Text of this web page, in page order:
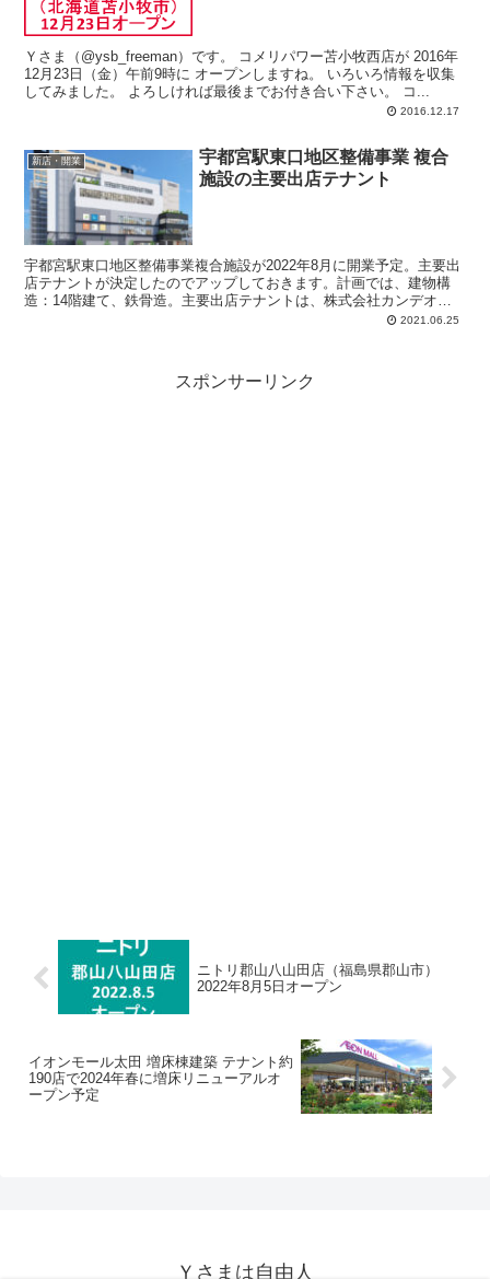
Ｙさま（@ysb_freeman）です。 コメリパワー苫小牧西店が 2016年
12月23日（金）午前9時に オープンしますね。 いろいろ情報を収集
してみました。 よろしければ最後までお付き合い下さい。 コ...
2016.12.17
新店・開業
宇都宮駅東口地区整備事業 複合
施設の主要出店テナント
宇都宮駅東口地区整備事業複合施設が2022年8月に開業予定。主要出
店テナントが決定したのでアップしておきます。計画では、建物構
造：14階建て、鉄骨造。主要出店テナントは、株式会社カンデオ・
ホスピタリティ・マネジメント、株式会社ヨークベニマル、プリオホ
2021.06.25
スポンサーリンク
ニトリ郡山八山田店（福島県郡山市）
2022年8月5日オープン
イオンモール太田 増床棟建築 テナント約
190店で2024年春に増床リニューアルオ
ープン予定
Ｙさまは自由人